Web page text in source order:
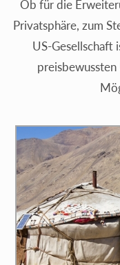
Ob für die
Privatsphäre, zum
US-Gesellschaft